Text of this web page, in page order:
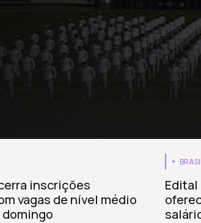
inscrições
vagas de nível médio
Edital